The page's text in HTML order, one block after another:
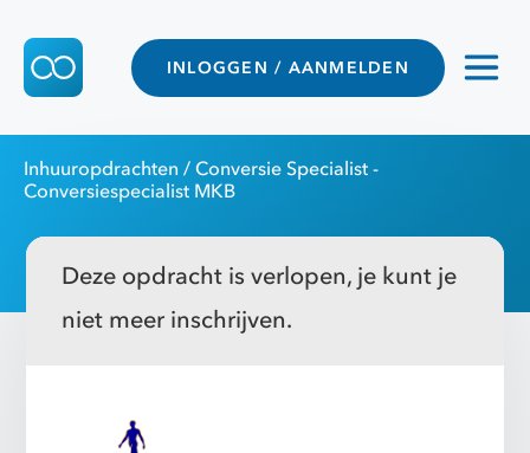
INLOGGEN / AANMELDEN
Inhuuropdrachten / Conversie Specialist -
Conversiespecialist MKB
Deze opdracht is verlopen, je kunt je
niet meer inschrijven.